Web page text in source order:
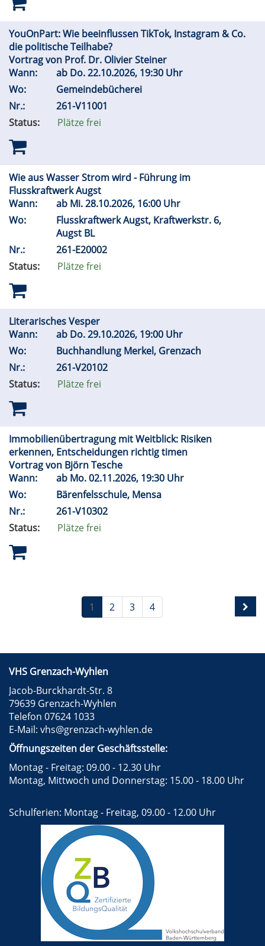
YouOnPart: Wie beeinflussen TikTok, Instagram & Co.
die politische Teilhabe?
Vortrag von Prof. Dr. Olivier Steiner
Wann:
ab Do.22.10.2026, 19:30 Uhr
Wo:
Gemeindebücherei
Nr.:
261-V11001
Status:
Plätze frei
Wie aus Wasser Strom wird - Führung im
Flusskraftwerk Augst
Wann:
ab Mi.28.10.2026, 16:00 Uhr
Wo:
Flusskraftwerk Augst, Kraftwerkstr. 6,
Augst BL
Nr.:
261-E20002
Status:
Plätze frei
Literarisches Vesper
Wann:
ab Do.29.10.2026, 19:00 Uhr
Wo:
Buchhandlung Merkel, Grenzach
Nr.:
261-V20102
Status:
Plätze frei
Immobilienübertragung mit Weitblick: Risiken
erkennen, Entscheidungen richtig timen
Vortrag von Björn Tesche
Wann:
ab Mo.02.11.2026, 19:30 Uhr
Wo:
Bärenfelsschule, Mensa
Nr.:
261-V10302
Status:
Plätze frei
1 2 3 4
VHS Grenzach-Wyhlen
Jacob-Burckhardt-Str. 8
79639 Grenzach-Wyhlen
Telefon 07624 1033
E-Mail: vhs@grenzach-wyhlen.de
Öffnungszeiten der Geschäftsstelle:
Montag - Freitag: 09.00 - 12.30 Uhr
Montag, Mittwoch und Donnerstag: 15.00 - 18.00 Uhr
Schulferien: Montag - Freitag, 09.00 - 12.00 Uhr